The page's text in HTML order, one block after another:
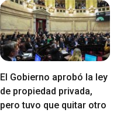
El Gobierno aprobó la ley
de propiedad privada,
pero tuvo que quitar otro